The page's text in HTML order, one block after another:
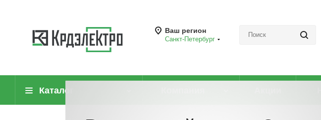
Ваш регион
Санкт-Петербург
Каталог